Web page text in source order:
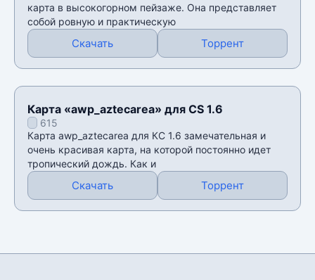
карта в высокогорном пейзаже. Она представляет
собой ровную и практическую
Скачать Торрент
Карта «awp_aztecarea» для CS 1.6
615
Карта awp_aztecarea для КС 1.6 замечательная и
очень красивая карта, на которой постоянно идет
тропический дождь. Как и
Скачать Торрент